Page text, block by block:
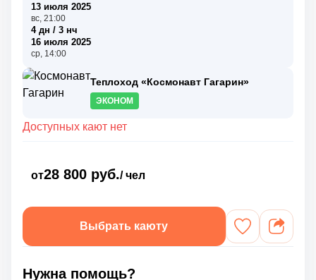
13 июля 2025
вс, 21:00
4 дн / 3 нч
16 июля 2025
ср, 14:00
Теплоход «Космонавт Гагарин»
ЭКОНОМ
Доступных кают нет
от28 800 руб./ чел
Выбрать каюту
Нужна помощь?